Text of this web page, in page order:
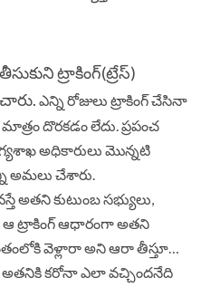
ట్రాకింగ్‌(ట్రేస్‌)
ఎన్ని రోజులు ట్రాకింగ్‌ చేసినా
దొరకడం లేదు. ప్రపంచ
అధికారులు మొన్నటి
అమలు చేశారు.
అతని కుటుంబ సభ్యులు,
ఆ ట్రాకింగ్‌ ఆధారంగా అతని
వెళ్లారా అని ఆరా తీస్తూ…
అతనికి కరోనా ఎలా వచ్చిందనేది